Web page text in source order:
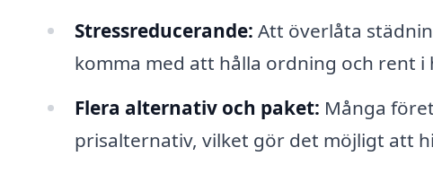
Stressreducerande: Att överlåta
komma med att hålla ordning och rent i
Flera alternativ och paket: Många
prisalternativ, vilket gör det möjligt att